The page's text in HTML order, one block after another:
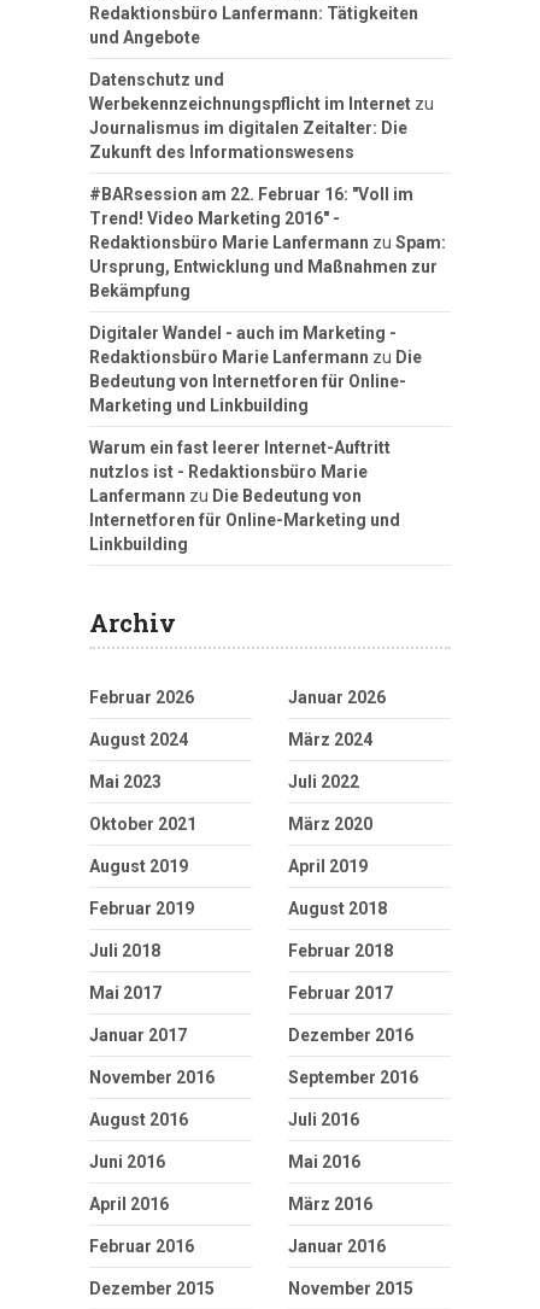
Redaktionsbüro Lanfermann: Tätigkeiten
und Angebote
Datenschutz und
Werbekennzeichnungspflicht im Internet zu
Journalismus im digitalen Zeitalter: Die
Zukunft des Informationswesens
#BARsession am 22. Februar 16: "Voll im
Trend! Video Marketing 2016" -
Redaktionsbüro Marie Lanfermann zu Spam:
Ursprung, Entwicklung und Maßnahmen zur
Bekämpfung
Digitaler Wandel - auch im Marketing -
Redaktionsbüro Marie Lanfermann zu Die
Bedeutung von Internetforen für Online-
Marketing und Linkbuilding
Warum ein fast leerer Internet-Auftritt
nutzlos ist - Redaktionsbüro Marie
Lanfermann zu Die Bedeutung von
Internetforen für Online-Marketing und
Linkbuilding
Archiv
Februar 2026 Januar 2026
August 2024 März 2024
Mai 2023 Juli 2022
Oktober 2021 März 2020
August 2019 April 2019
Februar 2019 August 2018
Juli 2018 Februar 2018
Mai 2017 Februar 2017
Januar 2017 Dezember 2016
November 2016 September 2016
August 2016 Juli 2016
Juni 2016 Mai 2016
April 2016 März 2016
Februar 2016 Januar 2016
Dezember 2015 November 2015